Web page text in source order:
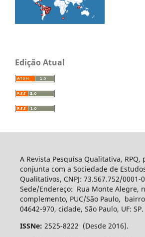
Edição Atual
A Revista Pesquisa Qualitativa, RPQ,
conjunta com a Sociedade de
Qualitativos, CNPJ: 73.567.752/0001-
Sede/Endereço: Rua Monte Alegre,
complemento, PUC/São Paulo,
04642-970, cidade, São Paulo, UF: SP.
ISSNe: 2525-8222 (Desde 2016).